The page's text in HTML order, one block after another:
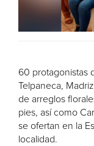
60 protagonistas
Telpaneca,
de arreglos
pies, así como
se ofertan en la
localidad.